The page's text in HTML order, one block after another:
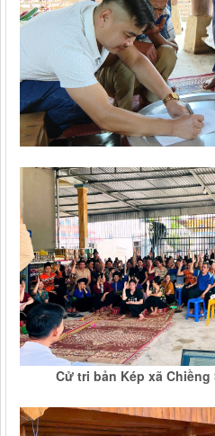
Cử tri bản Kép xã